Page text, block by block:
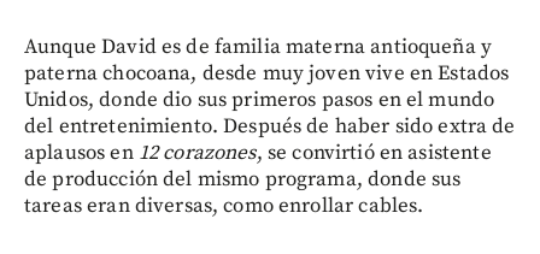
Aunque David es de familia materna antioqueña y
paterna chocoana, desde muy joven vive en Estados
Unidos, donde dio sus primeros pasos en el mundo
del entretenimiento. Después de haber sido extra de
aplausos en 12 corazones, se convirtió en asistente
de producción del mismo programa, donde sus
tareas eran diversas, como enrollar cables.